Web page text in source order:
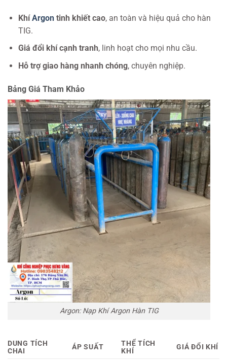
KhíArgontinh khiết cao, an toàn và hiệu quả cho hàn
TIG.
Giá đổi khí cạnh tranh, linh hoạt cho mọi nhu cầu.
Hỗ trợ giao hàng nhanh chóng, chuyên nghiệp.
Bảng Giá Tham Khảo
Argon: Nạp Khí Argon Hàn TIG
DUNG TÍCH
CHAI
ÁP SUẤT
THỂ TÍCH
KHÍ
GIÁ ĐỔI KHÍ